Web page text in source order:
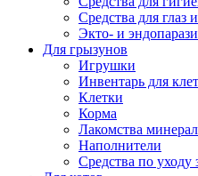
Средства для глаз
Экто- и
Для грызунов
Игрушки
Инвентарь для
Клетки
Корма
Лакомства
Наполнители
Средства по уходу